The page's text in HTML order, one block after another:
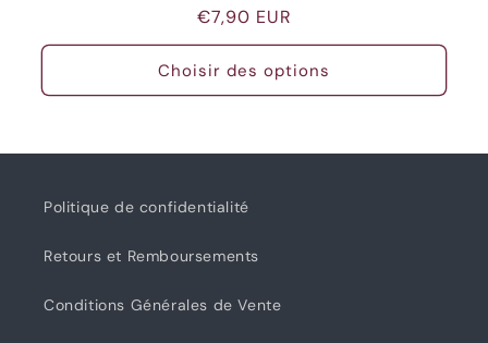
Prix
habituel
€7,90 EUR
Choisir des options
Politique de confidentialité
Retours et Remboursements
Conditions Générales de Vente